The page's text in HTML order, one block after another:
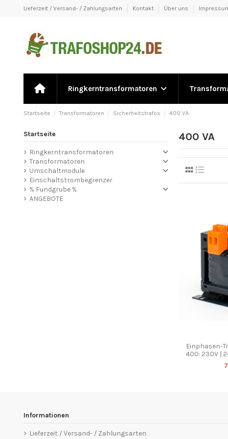
Lieferzeit / Versand- / Zahlungsarten Kontakt Über uns
Ringkerntransformatoren
Startseite Transformatoren Sicherheitstrafos 400 VA
400 VA
Einphasen-
400: 230V |
Startseite
Ringkerntransformatoren
Transformatoren
Umschaltmodule
Einschaltstrombegrenzer
% Fundgrube %
ANGEBOTE
Informationen
Lieferzeit / Versand- / Zahlungsarten